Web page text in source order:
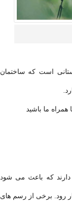
است که ساختمان
ما باشید
دارند که باعث می شود
رود. برخی از رسم های